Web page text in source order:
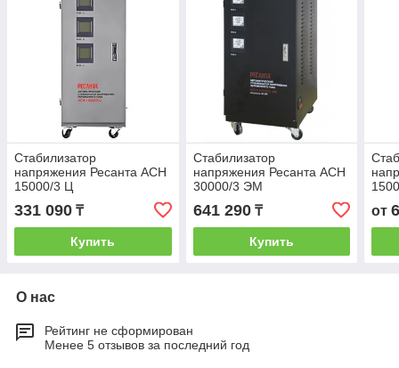
Стабилизатор
напряжения Ресанта АСН
15000/3 Ц
331 090 ₸
Купить
Стабилизатор
напряжения Ресанта АСН
30000/3 ЭМ
641 290₸
Купить
от
О нас
Рейтинг не сформирован
Менее 5 отзывов за последний год